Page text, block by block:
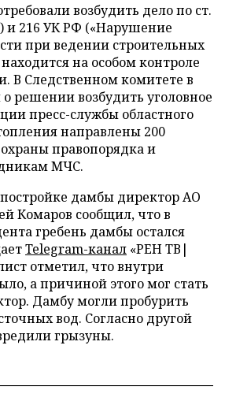
возбудить дело по ст.
и 216 УК РФ («Нарушение
при ведении строительных
на особом контроле
В Следственном комитете в
решении возбудить уголовное
пресс-службы областного
направлены 200
правопорядка и
МЧС.
дамбы директор АО
Комаров сообщил, что в
гребень дамбы остался
Telegram-канал «РЕН ТВ|
отметил, что внутри
а причиной этого мог стать
Дамбу могли пробурить
вод. Согласно другой
грызуны.